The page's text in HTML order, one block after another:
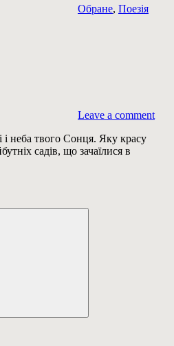
Обране, Поезія
Leave a comment
і неба твого Сонця. Яку красу
садів, що зачаїлися в